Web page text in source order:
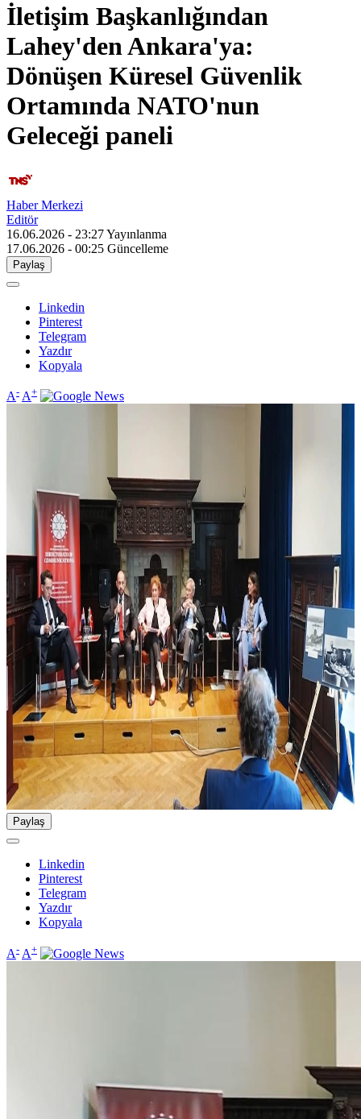
İletişim Başkanlığından
Lahey'den Ankara'ya:
Dönüşen Küresel Güvenlik
Ortamında NATO'nun
Geleceği paneli
Haber Merkezi
Editör
16.06.2026 - 23:27Yayınlanma
17.06.2026 - 00:25 Güncelleme
Paylaş
Linkedin
Pinterest
Telegram
Yazdır
Kopyala
A- A+
Paylaş
Linkedin
Pinterest
Telegram
Yazdır
Kopyala
A- A+